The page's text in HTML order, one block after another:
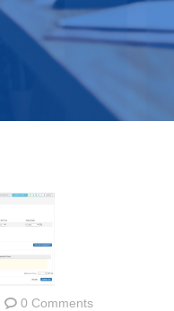
0 Comments